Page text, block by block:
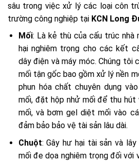
sâu trong việc xử lý các loại côn
trường công nghiệp tại KCN Long
Mối: Là kẻ thù của cấu trúc nhà
hại nghiêm trọng cho các kết
dây điện và máy móc. Chúng tôi
mối tận gốc bao gồm xử lý nền
phun hóa chất chuyên dụng
mối, đặt hộp nhử mối để thu
mối, và bơm gel diệt mối vào
đảm bảo bảo vệ tài sản lâu dài.
Chuột: Gây hư hại tài sản và
mối đe dọa nghiêm trọng đối với